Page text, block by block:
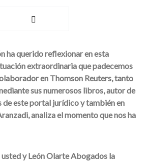
ha querido reflexionar en esta
extraordinaria que padecemos
en Thomson Reuters, tanto
sus numerosos libros, autor de
de este portal jurídico y también en
analiza el momento que nos ha
y León Olarte Abogados la